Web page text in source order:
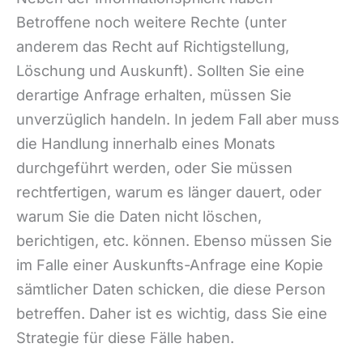
Betroffene noch weitere Rechte (unter
anderem das Recht auf Richtigstellung,
Löschung und Auskunft). Sollten Sie eine
derartige Anfrage erhalten, müssen Sie
unverzüglich handeln. In jedem Fall aber muss
die Handlung innerhalb eines Monats
durchgeführt werden, oder Sie müssen
rechtfertigen, warum es länger dauert, oder
warum Sie die Daten nicht löschen,
berichtigen, etc. können. Ebenso müssen Sie
im Falle einer Auskunfts-Anfrage eine Kopie
sämtlicher Daten schicken, die diese Person
betreffen. Daher ist es wichtig, dass Sie eine
Strategie für diese Fälle haben.